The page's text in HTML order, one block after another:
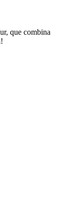
que combina